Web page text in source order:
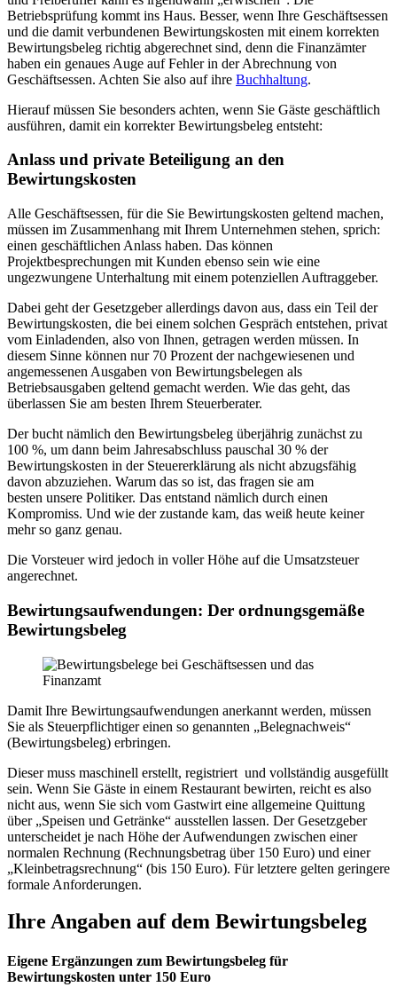
Betriebsprüfung kommt ins Haus. Besser, wenn Ihre Geschäftsessen
und die damit verbundenen Bewirtungskosten mit einem korrekten
Bewirtungsbeleg richtig abgerechnet sind, denn die Finanzämter
haben ein genaues Auge auf Fehler in der Abrechnung von
Geschäftsessen. Achten Sie also auf ihre Buchhaltung.
Hierauf müssen Sie besonders achten, wenn Sie Gäste geschäftlich
ausführen, damit ein korrekter Bewirtungsbeleg entsteht:
Anlass und private Beteiligung an den
Bewirtungskosten
Alle Geschäftsessen, für die Sie Bewirtungskosten geltend machen,
müssen im Zusammenhang mit Ihrem Unternehmen stehen, sprich:
einen geschäftlichen Anlass haben. Das können
Projektbesprechungen mit Kunden ebenso sein wie eine
ungezwungene Unterhaltung mit einem potenziellen Auftraggeber.
Dabei geht der Gesetzgeber allerdings davon aus, dass ein Teil der
Bewirtungskosten, die bei einem solchen Gespräch entstehen, privat
vom Einladenden, also von Ihnen, getragen werden müssen. In
diesem Sinne können nur 70 Prozent der nachgewiesenen und
angemessenen Ausgaben von Bewirtungsbelegen als
Betriebsausgaben geltend gemacht werden. Wie das geht, das
überlassen Sie am besten Ihrem Steuerberater.
Der bucht nämlich den Bewirtungsbeleg überjährig zunächst zu
100 %, um dann beim Jahresabschluss pauschal 30 % der
Bewirtungskosten in der Steuererklärung als nicht abzugsfähig
davon abzuziehen. Warum das so ist, das fragen sie am
besten unsere Politiker. Das entstand nämlich durch einen
Kompromiss. Und wie der zustande kam, das weiß heute keiner
mehr so ganz genau.
Die Vorsteuer wird jedoch in voller Höhe auf die Umsatzsteuer
angerechnet.
Bewirtungsaufwendungen: Der ordnungsgemäße
Bewirtungsbeleg
Damit Ihre Bewirtungsaufwendungen anerkannt werden, müssen
Sie als Steuerpflichtiger einen so genannten „Belegnachweis“
(Bewirtungsbeleg) erbringen.
Dieser muss maschinell erstellt, registriert und vollständig ausgefüllt
sein. Wenn Sie Gäste in einem Restaurant bewirten, reicht es also
nicht aus, wenn Sie sich vom Gastwirt eine allgemeine Quittung
über „Speisen und Getränke“ ausstellen lassen. Der Gesetzgeber
unterscheidet je nach Höhe der Aufwendungen zwischen einer
normalen Rechnung (Rechnungsbetrag über 150 Euro) und einer
„Kleinbetragsrechnung“ (bis 150 Euro). Für letztere gelten geringere
formale Anforderungen.
Ihre Angaben auf dem Bewirtungsbeleg
Eigene Ergänzungen zum Bewirtungsbeleg für
Bewirtungskosten unter 150 Euro